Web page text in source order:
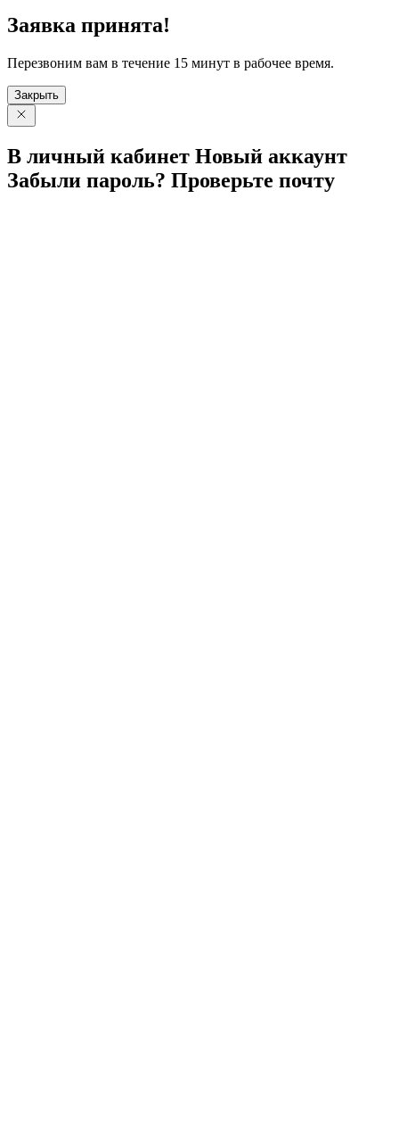
Заявка принята!
Перезвоним вам в течение 15 минут в рабочее время.
Закрыть
В личный кабинет Новый аккаунт
Забыли пароль? Проверьте почту